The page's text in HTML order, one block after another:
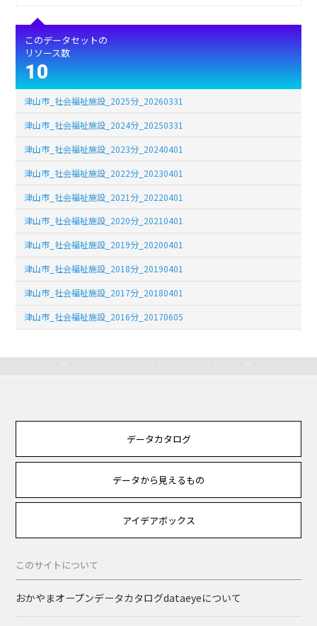
このデータセットの
リソース数
10
津山市_社会福祉施設_2025分_20260331
津山市_社会福祉施設_2024分_20250331
津山市_社会福祉施設_2023分_20240401
津山市_社会福祉施設_2022分_20230401
津山市_社会福祉施設_2021分_20220401
津山市_社会福祉施設_2020分_20210401
津山市_社会福祉施設_2019分_20200401
津山市_社会福祉施設_2018分_20190401
津山市_社会福祉施設_2017分_20180401
津山市_社会福祉施設_2016分_20170605
データカタログ
データから見えるもの
アイデアボックス
このサイトについて
おかやまオープンデータカタログdataeyeについて